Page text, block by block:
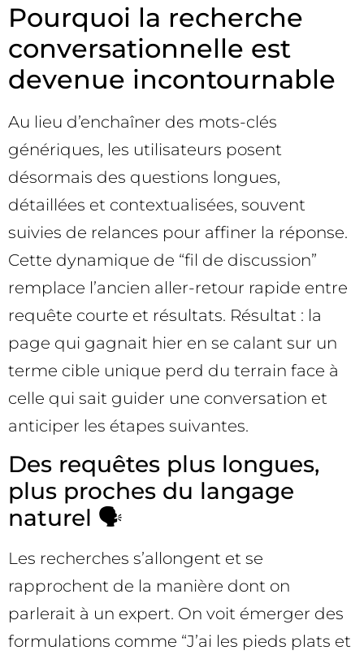
Pourquoi la recherche
conversationnelle est
devenue incontournable
Au lieu d’enchaîner des mots-clés
génériques, les utilisateurs posent
désormais des questions longues,
détaillées et contextualisées, souvent
suivies de relances pour affiner la réponse.
Cette dynamique de “fil de discussion”
remplace l’ancien aller-retour rapide entre
requête courte et résultats. Résultat : la
page qui gagnait hier en se calant sur un
terme cible unique perd du terrain face à
celle qui sait guider une conversation et
anticiper les étapes suivantes.
Des requêtes plus longues,
plus proches du langage
naturel 🗣️
Les recherches s’allongent et se
rapprochent de la manière dont on
parlerait à un expert. On voit émerger des
formulations comme “J’ai les pieds plats et